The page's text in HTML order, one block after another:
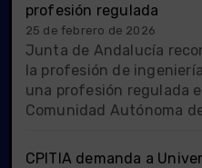
profesión regulada
25 de febrero de 2026
Junta de Andalucía
la profesión de
una profesión regulada
Comunidad Autónoma
CPITIA demanda a